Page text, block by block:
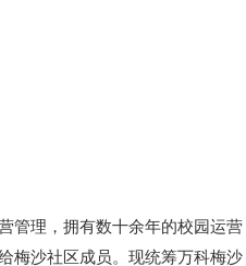
管理，拥有数十余年的校园运营
梅沙社区成员。现统筹万科梅沙